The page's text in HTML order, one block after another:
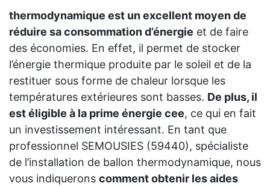
thermodynamique est un excellent moyen de
réduire sa consommation d’énergie et de faire
des économies. En effet, il permet de stocker
l’énergie thermique produite par le soleil et de la
restituer sous forme de chaleur lorsque les
températures extérieures sont basses. De plus, il
est éligible à la prime énergie cee, ce qui en fait
un investissement intéressant. En tant que
professionnel SEMOUSIES (59440), spécialiste
de l’installation de ballon thermodynamique, nous
vous indiquerons comment obtenir les aides